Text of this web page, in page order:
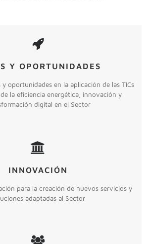
Y OPORTUNIDADES
oportunidades en la aplicación de las TICs
la eficiencia energética, innovación y
digital en el Sector
INNOVACIÓN
para la creación de nuevos servicios y
adaptadas al Sector